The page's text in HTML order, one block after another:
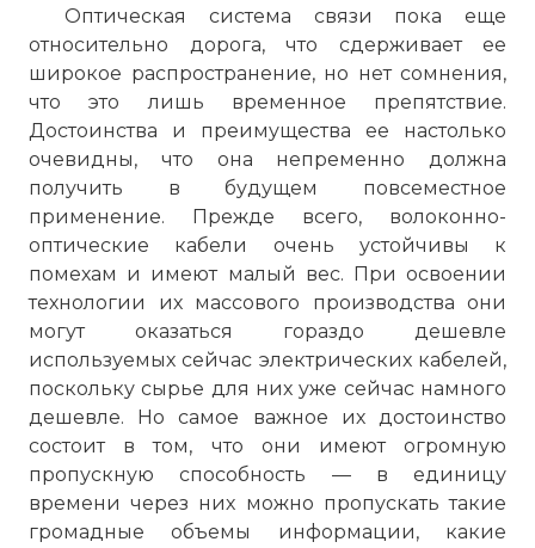
Оптическая система связи пока еще
относительно дорога, что сдерживает ее
широкое распространение, но нет сомнения,
что это лишь временное препятствие.
Достоинства и преимущества ее настолько
очевидны, что она непременно должна
получить в будущем повсеместное
применение. Прежде всего, волоконно-
оптические кабели очень устойчивы к
помехам и имеют малый вес. При освоении
технологии их массового производства они
могут оказаться гораздо дешевле
используемых сейчас электрических кабелей,
поскольку сырье для них уже сейчас намного
дешевле. Но самое важное их достоинство
состоит в том, что они имеют огромную
пропускную способность — в единицу
времени через них можно пропускать такие
громадные объемы информации, какие